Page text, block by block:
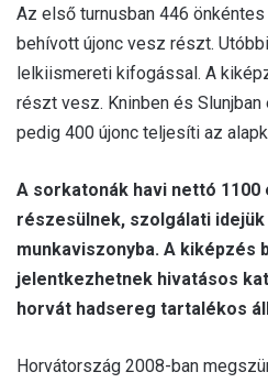
Az első turnusban 446
behívott újonc vesz részt.
lelkiismereti kifogással. A
részt vesz. Kninben és
pedig 400 újonc teljesíti az
A sorkatonák havi nettó 1100
részesülnek, szolgálati idejük
munkaviszonyba. A kiképzés
jelentkezhetnek hivatásos
horvát hadsereg tartalékos
Horvátország 2008-ban